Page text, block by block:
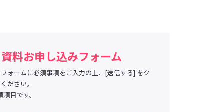
資料お申し込みフォーム
ォームに必須事項をご入力の上、[送信する] をク
ださい。
目です。